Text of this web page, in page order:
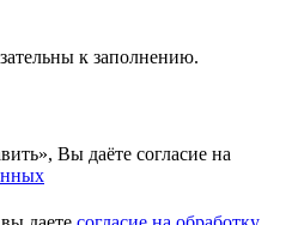
к заполнению.
Вы даёте согласие на